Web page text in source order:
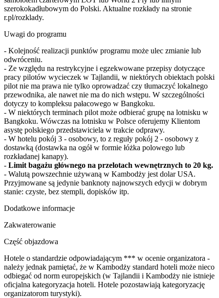
szerokokadłubowym do Polski. Aktualne rozkłady na stronie
r.pl/rozklady.
Uwagi do programu
- Kolejność realizacji punktów programu może ulec zmianie lub
odwróceniu.
- Ze względu na restrykcyjne i egzekwowane przepisy dotyczące
pracy pilotów wycieczek w Tajlandii, w niektórych obiektach polski
pilot nie ma prawa nie tylko oprowadzać czy tłumaczyć lokalnego
przewodnika, ale nawet nie ma do nich wstępu. W szczególności
dotyczy to kompleksu pałacowego w Bangkoku.
- W niektórych terminach pilot może odbierać grupę na lotnisku w
Bangkoku. Wówczas na lotnisku w Polsce oferujemy Klientom
asystę polskiego przedstawiciela w trakcie odprawy.
- W hotelu pokój 3 - osobowy, to z reguły pokój 2 - osobowy z
dostawką (dostawka na ogół w formie łóżka polowego lub
rozkładanej kanapy).
- Limit bagażu głównego na przelotach wewnętrznych to 20 kg.
- Walutą powszechnie używaną w Kambodży jest dolar USA.
Przyjmowane są jedynie banknoty najnowszych edycji w dobrym
stanie: czyste, bez stempli, dopisków itp.
Dodatkowe informacje
Zakwaterowanie
Część objazdowa
Hotele o standardzie odpowiadającym *** w ocenie organizatora -
należy jednak pamiętać, że w Kambodży standard hoteli może nieco
odbiegać od norm europejskich (w Tajlandii i Kambodży nie istnieje
oficjalna kategoryzacja hoteli. Hotele pozostawiają kategoryzację
organizatorom turystyki).